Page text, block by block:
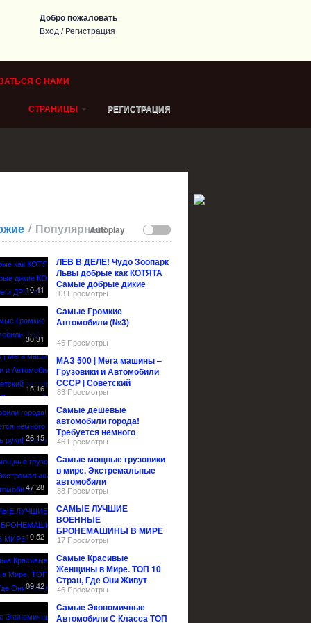
Добро пожаловать
Вход/ Регистрация
С НАМИ
СТРАНИЦЫ РЕГИСТРАЦИЯ
Autoplay
/ Популярные
10:41
ЛЕВ В ДЕЛЕ! Чудо Зоопарк
Львы добрые как КОТЯТА
Самые добрые дикие
КОШКИ в Мире и ДРУГИЕ
ЖИВОТНЫЕ
13 Просмотры
30:31
Самые Громкие
Автомобили (№3)
45 Просмотры
15:16
МАЗ 500 | Мега машины –
Грузовики и Автомобили
СССР | Советский
автопром | Зенкевич Про
автомобили
83 Просмотры
26:15
Самые дешевые
автомобили города!
Требуется немного
приложить руки! //Авто за
30000р.
46 Просмотры
47:28
Самые мощные грузовики
в мире. Экстремальные
автомобили
88 Просмотры
10:52
САМЫЕ ЛУЧШИЕ
ВОЕННЫЕ
БРОНЕМАШИНЫ В МИРЕ
17 Просмотры
09:42
Самые Красивые
Женщины в Мире. ТОП 10
Стран, Где Они Живут
46 Просмотры
Самые Экономичные
Автомобили С Класса ТОП